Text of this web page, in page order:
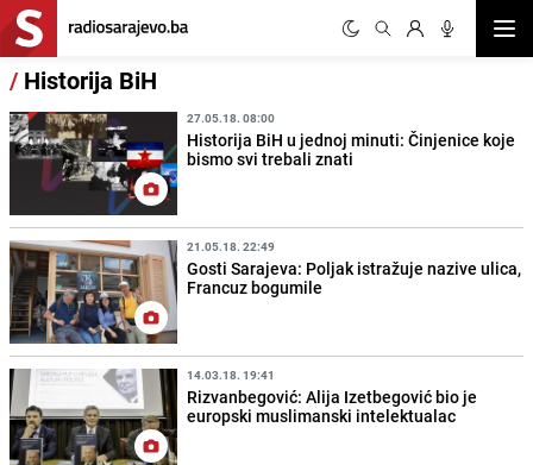
/ Historija BiH
27.05.18. 08:00
Historija BiH u jednoj minuti: Činjenice koje
bismo svi trebali znati
21.05.18. 22:49
Gosti Sarajeva: Poljak istražuje nazive ulica,
Francuz bogumile
14.03.18. 19:41
Rizvanbegović: Alija Izetbegović bio je
europski muslimanski intelektualac